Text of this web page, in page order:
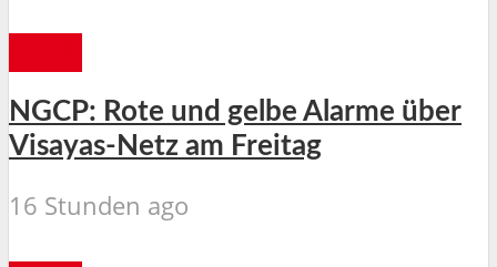
NGCP: Rote und gelbe Alarme über
Visayas-Netz am Freitag
16 Stunden ago